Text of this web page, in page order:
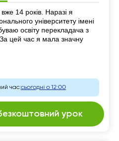
14 років. Наразі я
університету імені
освіту перекладача з
За цей час я мала значну
час:сьогодні о 12:00
урок